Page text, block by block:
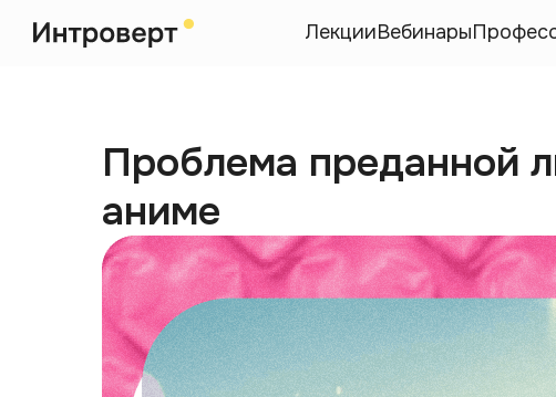
ЛекцииВебинары
Проблема преданной
аниме